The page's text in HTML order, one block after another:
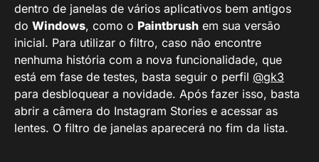
dentro de janelas de vários aplicativos bem antigos
do Windows, como o Paintbrush em sua versão
inicial. Para utilizar o filtro, caso não encontre
nenhuma história com a nova funcionalidade, que
está em fase de testes, basta seguir o perfil @gk3
para desbloquear a novidade. Após fazer isso, basta
abrir a câmera do Instagram Stories e acessar as
lentes. O filtro de janelas aparecerá no fim da lista.